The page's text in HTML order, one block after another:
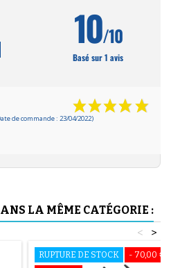
10/10
Basé sur 1 avis
de commande : 23/04/2022)
LA MÊME CATÉGORIE :
>
<
- 70,00 €
RUPTURE DE STOCK